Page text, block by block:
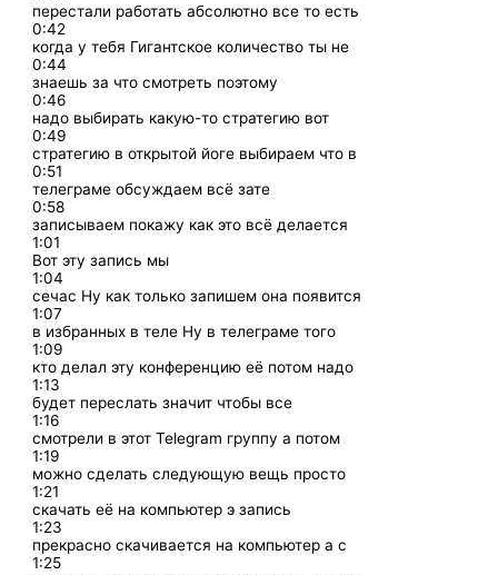
перестали работать абсолютно все то есть
0:42
когда у тебя Гигантское количество ты не
0:44
знаешь за что смотреть поэтому
0:46
надо выбирать какую-то стратегию вот
0:49
стратегию в открытой йоге выбираем что в
0:51
телеграме обсуждаем всё зате
0:58
записываем покажу как это всё делается
1:01
Вот эту запись мы
1:04
сечас Ну как только запишем она появится
1:07
в избранных в теле Ну в телеграме того
1:09
кто делал эту конференцию её потом надо
1:13
будет переслать значит чтобы все
1:16
смотрели в этот Telegram группу а потом
1:19
можно сделать следующую вещь просто
1:21
скачать её на компьютер э запись
1:23
прекрасно скачивается на компьютер а с
1:25